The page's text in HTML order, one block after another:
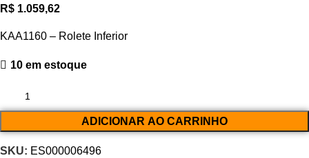
R$ 1.059,62
KAA1160 – Rolete Inferior
10 em estoque
ADICIONAR AO CARRINHO
SKU: ES000006496